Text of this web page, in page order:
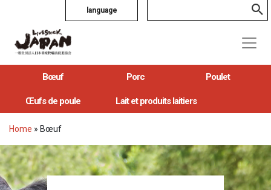
language
Bœuf Porc Poulet
Œufs de poule Lait et produits laitiers
Home » Bœuf